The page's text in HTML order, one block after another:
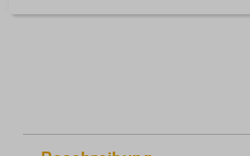
Der DWS StBVV-Rechner
Von der Ausbildung bis zur